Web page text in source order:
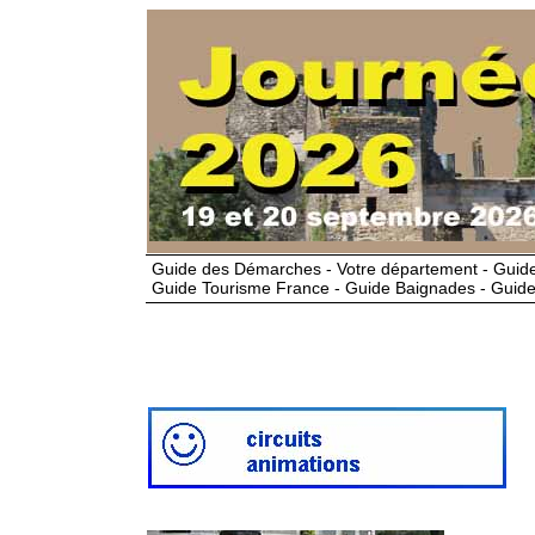
Guide des Démarches - Votre département -
Guide Tourisme France - Guide Baignades -